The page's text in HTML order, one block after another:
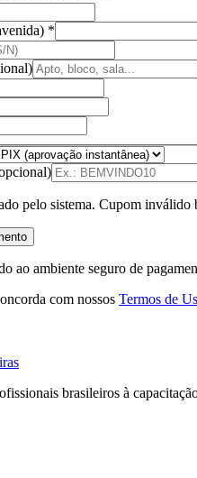
*
pelo sistema. Cupom
ao ambiente seguro de
com nossos Termos de
brasileiros à